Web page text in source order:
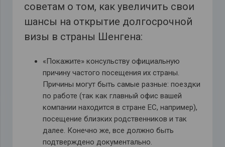
советам о том, как увеличить свои
шансы на открытие долгосрочной
визы в страны Шенгена:
«Покажите» консульству официальную
причину частого посещения их страны.
Причины могут быть самые разные: поездки
по работе (так как главный офис вашей
компании находится в стране ЕС, например),
посещение близких родственников и так
далее. Конечно же, все должно быть
подтверждено документально.